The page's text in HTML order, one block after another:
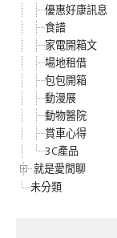
優惠好康訊息
食譜
家電開箱文
場地租借
包包開箱
動漫展
動物醫院
賞車心得
3C產品
就是愛閒聊
未分類